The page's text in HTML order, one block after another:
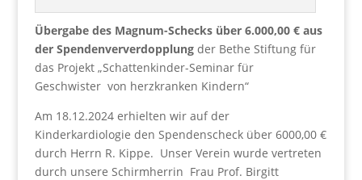
Übergabe des Magnum-Schecks über 6.000,00 € aus
der Spendenververdopplung der Bethe Stiftung für
das Projekt „Schattenkinder-Seminar für
Geschwister von herzkranken Kindern“
Am 18.12.2024 erhielten wir auf der
Kinderkardiologie den Spendenscheck über 6000,00 €
durch Herrn R. Kippe. Unser Verein wurde vertreten
durch unsere Schirmherrin Frau Prof. Birgitt